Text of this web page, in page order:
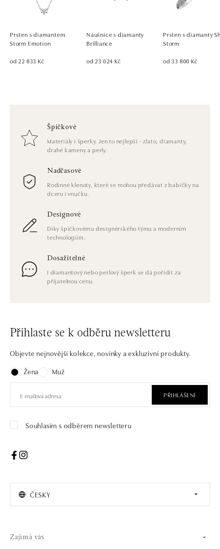
Prsten s diamantem
Storm Emotion
od 22 833 Kč
Náušnice s diamanty
Brilliance
od 23 024 Kč
Prsten s diamanty
Storm
od 33 800 Kč
Špičkové
Materiály i šperky. Jen to nejlepší - zlato, diamanty,
drahé kameny a perly.
Nadčasové
Rodinné klenoty, které se mohou předávat z babičky na
dceru i vnučku.
Designové
Díky špičkovému designérského týmu a moderním
technologiím.
Dosažitelné
I diamantový nebo perlový šperk se dá pořídit za
přijatelnou cenu.
Přihlaste se k odběru newsletteru
Objevte nejnovější kolekce, novinky a exkluzivní produkty.
Žena
Muž
PŘIHLÁŠENÍ
Souhlasím s odběrem newsletteru
ČESKY
Zajímá vás